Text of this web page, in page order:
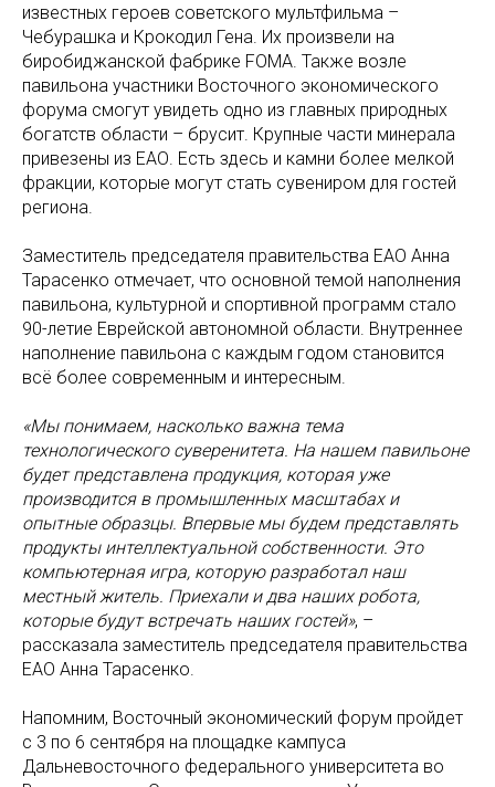
известных героев советского мультфильма –
Чебурашка и Крокодил Гена. Их произвели на
биробиджанской фабрике FOMA. Также возле
павильона участники Восточного экономического
форума смогут увидеть одно из главных природных
богатств области – брусит. Крупные части минерала
привезены из ЕАО. Есть здесь и камни более мелкой
фракции, которые могут стать сувениром для гостей
региона.
Заместитель председателя правительства ЕАО Анна
Тарасенко отмечает, что основной темой наполнения
павильона, культурной и спортивной программ стало
90-летие Еврейской автономной области. Внутреннее
наполнение павильона с каждым годом становится
всё более современным и интересным.
«Мы понимаем, насколько важна тема
технологического суверенитета. На нашем павильоне
будет представлена продукция, которая уже
производится в промышленных масштабах и
опытные образцы. Впервые мы будем представлять
продукты интеллектуальной собственности. Это
компьютерная игра, которую разработал наш
местный житель. Приехали и два наших робота,
которые будут встречать наших гостей», –
рассказала заместитель председателя правительства
ЕАО Анна Тарасенко.
Напомним, Восточный экономический форум пройдет
с 3 по 6 сентября на площадке кампуса
Дальневосточного федерального университета во